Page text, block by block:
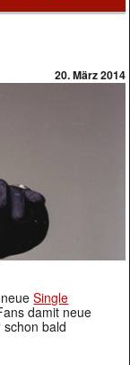
20. März 2014
neueSingle
damit neue
schon bald